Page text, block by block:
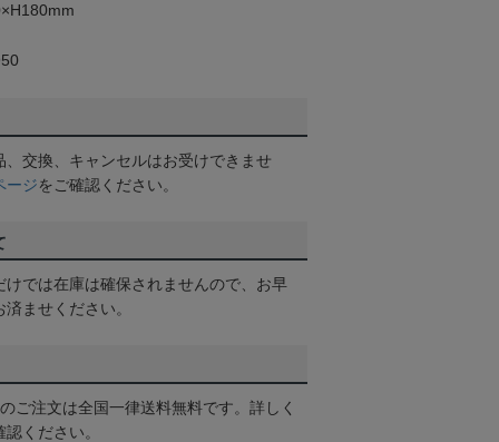
交換、キャンセルはお受けできませ
ージをご確認ください。
けでは在庫は確保されませんので、お早
ませください。
ご注文は全国一律送料無料です。詳しく
認ください。